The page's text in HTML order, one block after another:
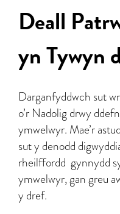
Deall
yn Tywyn
Darganfyddwch sut
o’r Nadolig drwy
ymwelwyr. Mae’r
sut y denodd
rheilffordd gynnydd
ymwelwyr, gan greu
y dref.